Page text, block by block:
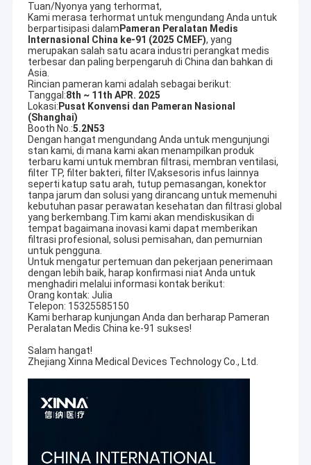
Tuan/Nyonya yang terhormat,
Kami merasa terhormat untuk mengundang Anda untuk
berpartisipasi dalam Pameran Peralatan Medis
Internasional China ke-91 (2025 CMEF), yang
merupakan salah satu acara industri perangkat medis
terbesar dan paling berpengaruh di China dan bahkan di
Asia.
Rincian pameran kami adalah sebagai berikut:
Tanggal:8th ~ 11th APR. 2025
Lokasi: Pusat Konvensi dan Pameran Nasional
(Shanghai)
Booth No.:5.2N53
Dengan hangat mengundang Anda untuk mengunjungi
stan kami, di mana kami akan menampilkan produk
terbaru kami untuk membran filtrasi, membran ventilasi,
filter TP, filter bakteri, filter IV,aksesoris infus lainnya
seperti katup satu arah, tutup pemasangan, konektor
tanpa jarum dan solusi yang dirancang untuk memenuhi
kebutuhan pasar perawatan kesehatan dan filtrasi global
yang berkembang.Tim kami akan mendiskusikan di
tempat bagaimana inovasi kami dapat memberikan
filtrasi profesional, solusi pemisahan, dan pemurnian
untuk pengguna.
Untuk mengatur pertemuan dan pekerjaan penerimaan
dengan lebih baik, harap konfirmasi niat Anda untuk
menghadiri melalui informasi kontak berikut:
Orang kontak: Julia
Telepon: 15325585150
Kami berharap kunjungan Anda dan berharap Pameran
Peralatan Medis China ke-91 sukses!
Salam hangat!
Zhejiang Xinna Medical Devices Technology Co., Ltd.